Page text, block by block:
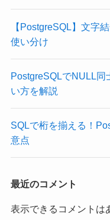
【PostgreSQL】文字
使い分け
PostgreSQLでNULL同
い方を解説
SQLで桁を揃える！
意点
最近のコメント
表示できるコメントは